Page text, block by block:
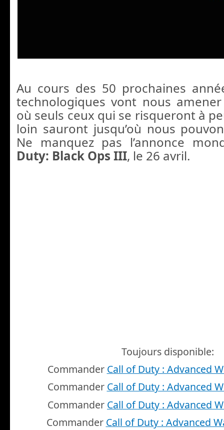
Au cours des 50 prochaines
technologiques vont nous
où seuls ceux qui se risqueront à
loin sauront jusqu’où nous
Ne manquez pas l’annonce
Duty: Black Ops III, le 26 avril.
Toujours disponible:
Commander Call of Duty : Advanced
Commander Call of Duty : Advanced
Commander Call of Duty : Advanced
Commander Call of Duty : Advanced